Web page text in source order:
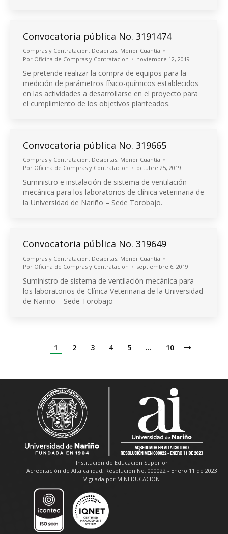
Convocatoria pública No. 3191474
Compras y Contratación, Desiertas, Menor Cuantía
Por Oficina de Compras y Contratacion noviembre 12, 2019
Se pretende realizar la compra de equipos para la
medición de parámetros físico-químicos establecidos
en las actividades a desarrollarse en el proyecto para
el cumplimiento de los objetivos planteados.
Convocatoria pública No. 319665
Compras y Contratación, Desiertas, Menor Cuantía
Por Oficina de Compras y Contratacion octubre 25, 2019
Suministro e instalación de sistema de ventilación
mecánica para los laboratorios de clínica veterinaria de
la Universidad de Nariño – Sede Torobajo.
Convocatoria pública No. 319649
Compras y Contratación, Desiertas, Menor Cuantía
Por Oficina de Compras y Contratacion septiembre 6, 2019
Suministro de sistema de ventilación mecánica para
los laboratorios de Clínica Veterinaria de la Universidad
de Nariño – Sede Torobajo
1 2 3 4 5 … 10
Institución de Educación Superior
Acreditación de Alta calidad, Resolución No. 000022 - Enero 11 de 2023
Vigilada por MINEDUCACIÓN